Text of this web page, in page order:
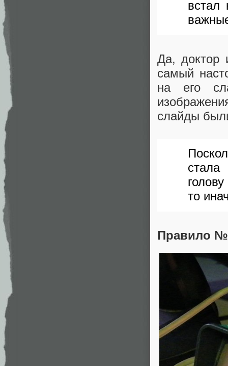
встал
Да, доктор
самый
на его
слайды
то
Правило